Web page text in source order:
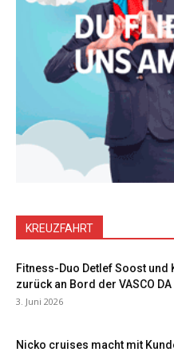
KREUZFAHRT
Fitness-Duo Detlef Soost und
zurück an Bord der VASCO DA
3. Juni 2026
Nicko cruises macht mit